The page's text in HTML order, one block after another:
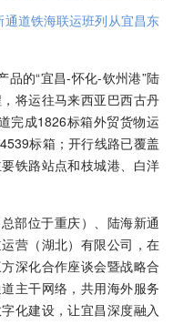
通道铁海联运班列从宜昌东
品的“宜昌-怀化-钦州港”陆
将运往马来西亚巴西古丹
完成1826标箱外贸货物运
标箱；开行线路已覆盖
铁路站点和枝城港、白洋
部位于重庆）、陆海新通
营（湖北）有限公司，在
深化合作座谈会暨战略合
主干网络，共用海外服务
化建设，让宜昌深度融入